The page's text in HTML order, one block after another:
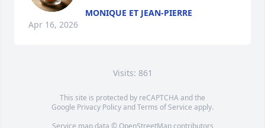
MONIQUE ET JEAN-PIERRE
Apr 16, 2026
Visits: 861
This site is protected by reCAPTCHA and the
Google Privacy PolicyandTerms of Service apply.
Service map data © OpenStreetMapcontributors